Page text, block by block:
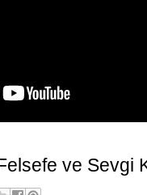
ve Sevgi